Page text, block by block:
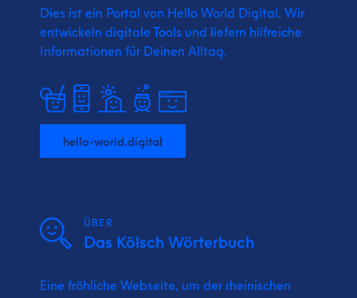
Dies ist ein Portal von Hello World Digital. Wir
entwickeln digitale Tools und liefern hilfreiche
Informationen für Deinen Alltag.
hello-world.digital
ÜBER
Das Kölsch Wörterbuch
Eine fröhliche Webseite, um der rheinischen